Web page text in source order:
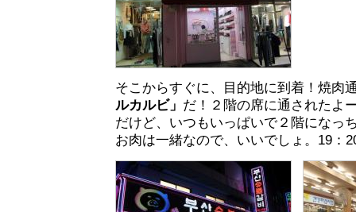
そこからすぐに、目的地に到着！焼肉
ルカルビ」 だ！２階の席に通されたよ
だけど、いつもいっぱいで２階になっ
お肉は一緒なので、いいでしょ。19：